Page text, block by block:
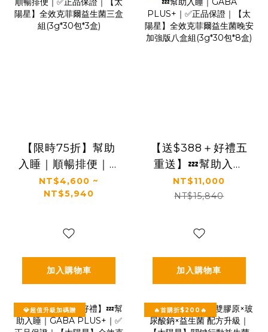
【限時75折】幫助
入睡｜順暢排便｜✅
正品保證｜【太陽
星】全效克菲爾益
包*3盒)
NT$4,600 ~
NT$5,940
加入購物車
【送$388＋好禮五
重送】💤幫助入睡
｜GABA PLUS+｜
✅正品保證｜【太陽
生菌晚安加強版八
NT$11,000
NT$15,840
加入購物車
💎超值升級加碼贈 🔥首購折$200🔥